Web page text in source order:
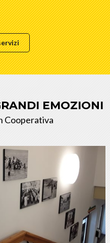
EMOZIONI
Cooperativa